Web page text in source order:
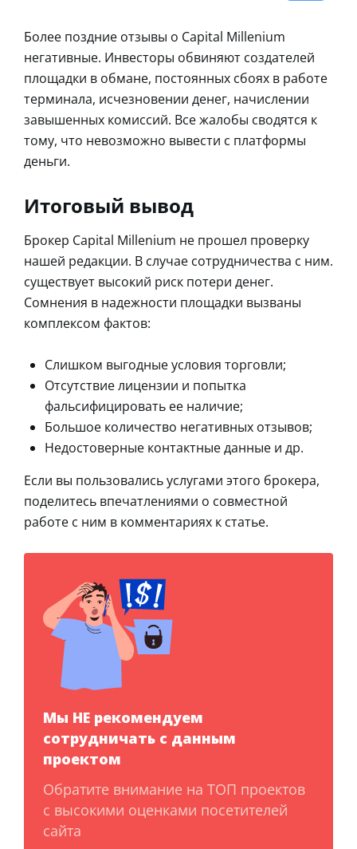
Более поздние отзывы о Capital Millenium
негативные. Инвесторы обвиняют создателей
площадки в обмане, постоянных сбоях в работе
терминала, исчезновении денег, начислении
завышенных комиссий. Все жалобы сводятся к
тому, что невозможно вывести с платформы
деньги.
Итоговый вывод
Брокер Capital Millenium не прошел проверку
нашей редакции. В случае сотрудничества с ним.
существует высокий риск потери денег.
Сомнения в надежности площадки вызваны
комплексом фактов:
Слишком выгодные условия торговли;
Отсутствие лицензии и попытка
фальсифицировать ее наличие;
Большое количество негативных отзывов;
Недостоверные контактные данные и др.
Если вы пользовались услугами этого брокера,
поделитесь впечатлениями о совместной
работе с ним в комментариях к статье.
Мы НЕ рекомендуем
сотрудничать с данным
проектом
Обратите внимание на ТОП проектов
с высокими оценками посетителей
сайта